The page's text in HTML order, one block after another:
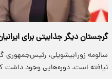
گرجستان دیگر جذابیتی برای
سالومه زورا‌بیشویلی، رئیس‌جمهوری
نیافته است. دوره‌هایی وجود داشت